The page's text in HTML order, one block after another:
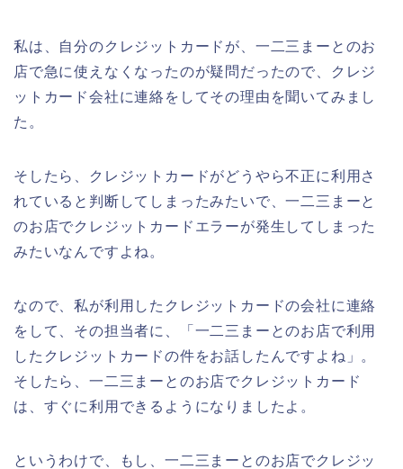
私は、自分のクレジットカードが、一二三まーとのお
店で急に使えなくなったのが疑問だったので、クレジ
ットカード会社に連絡をしてその理由を聞いてみまし
た。
そしたら、クレジットカードがどうやら不正に利用さ
れていると判断してしまったみたいで、一二三まーと
のお店でクレジットカードエラーが発生してしまった
みたいなんですよね。
なので、私が利用したクレジットカードの会社に連絡
をして、その担当者に、「一二三まーとのお店で利用
したクレジットカードの件をお話したんですよね」。
そしたら、一二三まーとのお店でクレジットカード
は、すぐに利用できるようになりましたよ。
というわけで、もし、一二三まーとのお店でクレジッ